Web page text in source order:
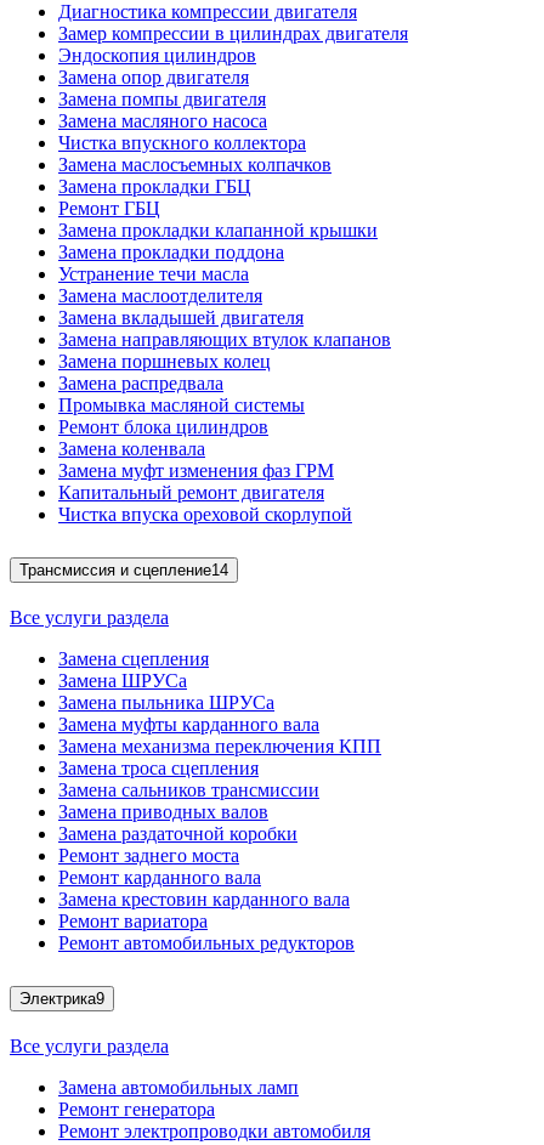
Диагностика компрессии двигателя
Замер компрессии в цилиндрах двигателя
Эндоскопия цилиндров
Замена опор двигателя
Замена помпы двигателя
Замена масляного насоса
Чистка впускного коллектора
Замена маслосъемных колпачков
Замена прокладки ГБЦ
Ремонт ГБЦ
Замена прокладки клапанной крышки
Замена прокладки поддона
Устранение течи масла
Замена маслоотделителя
Замена вкладышей двигателя
Замена направляющих втулок клапанов
Замена поршневых колец
Замена распредвала
Промывка масляной системы
Ремонт блока цилиндров
Замена коленвала
Замена муфт изменения фаз ГРМ
Капитальный ремонт двигателя
Чистка впуска ореховой скорлупой
Трансмиссия и сцепление14
Все услуги раздела
Замена сцепления
Замена ШРУСа
Замена пыльника ШРУСа
Замена муфты карданного вала
Замена механизма переключения КПП
Замена троса сцепления
Замена сальников трансмиссии
Замена приводных валов
Замена раздаточной коробки
Ремонт заднего моста
Ремонт карданного вала
Замена крестовин карданного вала
Ремонт вариатора
Ремонт автомобильных редукторов
Электрика9
Все услуги раздела
Замена автомобильных ламп
Ремонт генератора
Ремонт электропроводки автомобиля